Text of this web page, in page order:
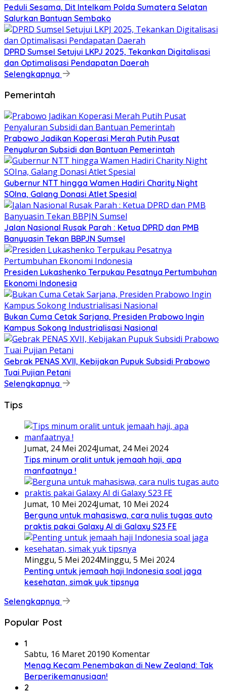
Peduli Sesama, Dit Intelkam Polda Sumatera Selatan
Salurkan Bantuan Sembako
DPRD Sumsel Setujui LKPJ 2025, Tekankan Digitalisasi
dan Optimalisasi Pendapatan Daerah
Selengkapnya
Pemerintah
Prabowo Jadikan Koperasi Merah Putih Pusat
Penyaluran Subsidi dan Bantuan Pemerintah
Gubernur NTT hingga Wamen Hadiri Charity Night
SOIna, Galang Donasi Atlet Spesial
Jalan Nasional Rusak Parah : Ketua DPRD dan PMB
Banyuasin Tekan BBPJN Sumsel
Presiden Lukashenko Terpukau Pesatnya Pertumbuhan
Ekonomi Indonesia
Bukan Cuma Cetak Sarjana, Presiden Prabowo Ingin
Kampus Sokong Industrialisasi Nasional
Gebrak PENAS XVII, Kebijakan Pupuk Subsidi Prabowo
Tuai Pujian Petani
Selengkapnya
Tips
Jumat, 24 Mei 2024Jumat, 24 Mei 2024
Tips minum oralit untuk jemaah haji, apa
manfaatnya !
Jumat, 10 Mei 2024Jumat, 10 Mei 2024
Berguna untuk mahasiswa, cara nulis tugas auto
praktis pakai Galaxy AI di Galaxy S23 FE
Minggu, 5 Mei 2024Minggu, 5 Mei 2024
Penting untuk jemaah haji Indonesia soal jaga
kesehatan, simak yuk tipsnya
Selengkapnya
Popular Post
1
Sabtu, 16 Maret 20190 Komentar
Menag Kecam Penembakan di New Zealand: Tak
Berperikemanusiaan!
2